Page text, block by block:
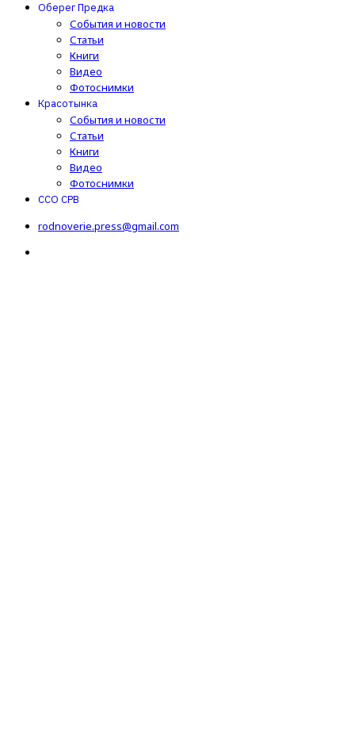
Оберег Предка
События и новости
Статьи
Книги
Видео
Фотоснимки
Красотынка
События и новости
Статьи
Книги
Видео
Фотоснимки
ССО СРВ
rodnoverie.press@gmail.com